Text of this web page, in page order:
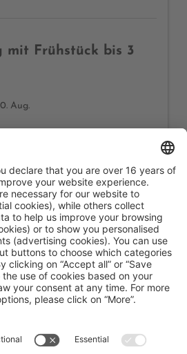
mit Frühstück bis 3
Aug.
€
für28. - 30. Aug.
- Sonntag
anzeigen
Hotel Karlwirt
Pertisau am Achensee Tirol Österreich